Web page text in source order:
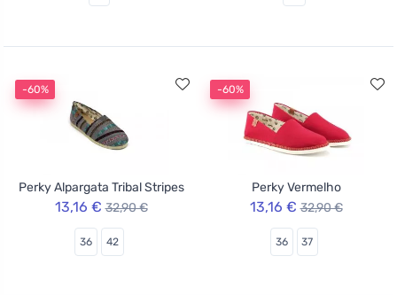
-60%
Perky Alpargata Tribal Stripes
13,16 € 32,90 €
36 42
-60%
Perky Vermelho
13,16 € 32,90 €
36 37